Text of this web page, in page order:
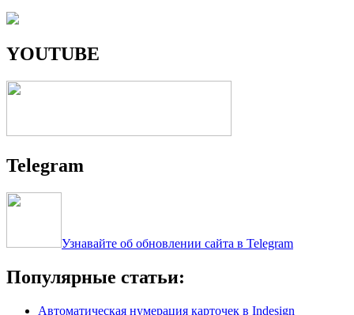
YOUTUBE
Telegram
Узнавайте об обновлении сайта в Telegram
Популярные статьи:
Автоматическая нумерация карточек в Indesign